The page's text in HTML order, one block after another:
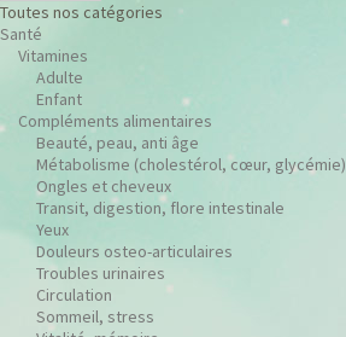
Toutes nos catégories
Santé
Vitamines
Adulte
Enfant
Compléments alimentaires
Beauté, peau, anti âge
Métabolisme (cholestérol, cœur, glycémie)
Ongles et cheveux
Transit, digestion, flore intestinale
Yeux
Douleurs osteo-articulaires
Troubles urinaires
Circulation
Sommeil, stress